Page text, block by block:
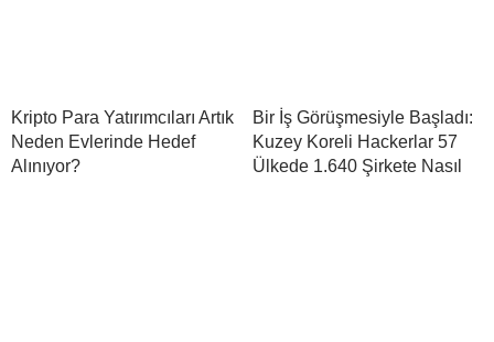
Kripto Para Yatırımcıları Artık
Neden Evlerinde Hedef
Alınıyor?
Bir İş Görüşmesiyle Başladı:
Kuzey Koreli Hackerlar 57
Ülkede 1.640 Şirkete Nasıl